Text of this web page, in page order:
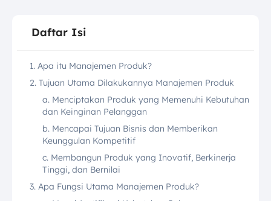
Daftar Isi
1. Apa itu Manajemen Produk?
2. Tujuan Utama Dilakukannya Manajemen Produk
a. Menciptakan Produk yang Memenuhi Kebutuhan
dan Keinginan Pelanggan
b. Mencapai Tujuan Bisnis dan Memberikan
Keunggulan Kompetitif
c. Membangun Produk yang Inovatif, Berkinerja
Tinggi, dan Bernilai
3. Apa Fungsi Utama Manajemen Produk?